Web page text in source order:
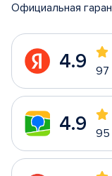
Официальная
4.9 97
4.9 95